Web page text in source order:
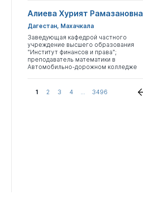
Алиева Хурият Рамазановна
Дагестан, Махачкала
Заведующая кафедрой частного
учреждение высшего образования
"Институт финансов и права";
преподаватель математики в
Автомобильно-дорожном колледже
1 2 3 4 ... 3496